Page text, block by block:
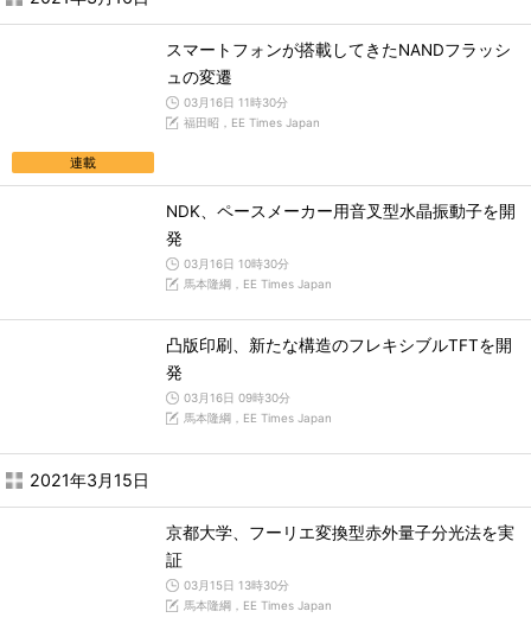
連載
スマートフォンが搭載してきたNANDフラッシ
ュの変遷
03月16日 11時30分
福田昭，EE Times Japan
NDK、ペースメーカー用音叉型水晶振動子を開
発
03月16日 10時30分
馬本隆綱，EE Times Japan
凸版印刷、新たな構造のフレキシブルTFTを開
発
03月16日 09時30分
馬本隆綱，EE Times Japan
2021年3月15日
京都大学、フーリエ変換型赤外量子分光法を実
証
03月15日 13時30分
馬本隆綱，EE Times Japan